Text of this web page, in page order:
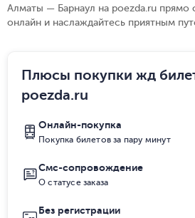
Алматы — Барнаул на poezda.ru прямо
онлайн и наслаждайтесь приятным
Плюсы покупки жд
poezda.ru
Онлайн-покупка
Покупка билетов за пару минут
Смс-сопровождение
О статусе заказа
Без регистрации